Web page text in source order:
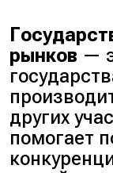
рынков —
других
помогает